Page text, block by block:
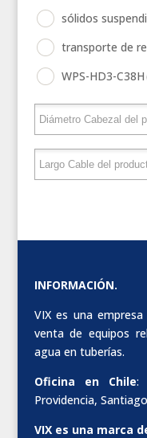
sólidos
transporte de
WPS-HD3-C38H
INFORMACIÓN.
VIX es una
venta de equipos
agua en tuberías.
Oficina en Chile:
Providencia,
VIX es una marca